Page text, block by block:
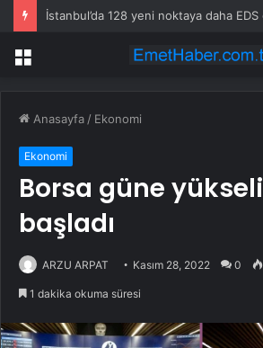
İstanbul’da 128 yeni noktaya daha EDS
Menü
Anasayfa / Ekonomi
Ekonomi
Borsa güne
başladı
ARZU ARPAT Kasım 28, 2022 0
1 dakika okuma süresi